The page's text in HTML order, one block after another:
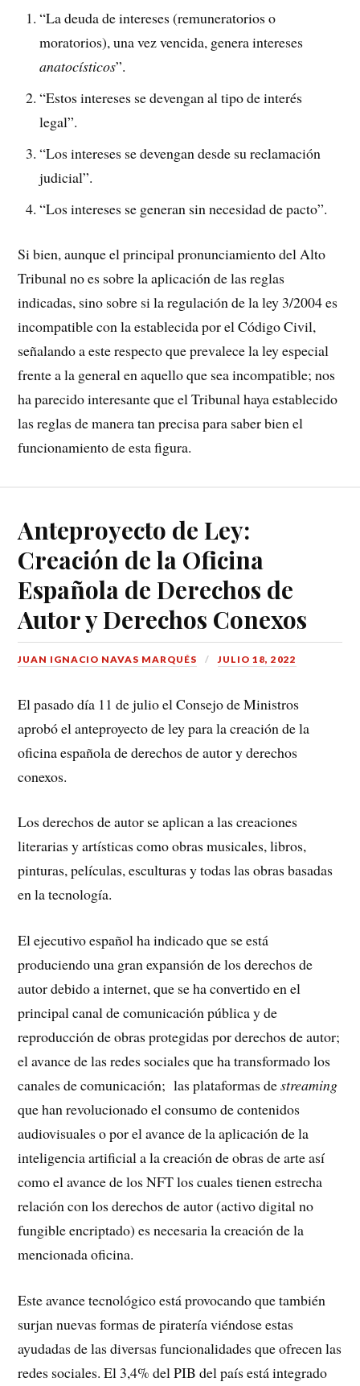
“La deuda de intereses (remuneratorios o
moratorios), una vez vencida, genera intereses
anatocísticos”.
“Estos intereses se devengan al tipo de interés
legal”.
“Los intereses se devengan desde su reclamación
judicial”.
“Los intereses se generan sin necesidad de pacto”.
Si bien, aunque el principal pronunciamiento del Alto
Tribunal no es sobre la aplicación de las reglas
indicadas, sino sobre si la regulación de la ley 3/2004 es
incompatible con la establecida por el Código Civil,
señalando a este respecto que prevalece la ley especial
frente a la general en aquello que sea incompatible; nos
ha parecido interesante que el Tribunal haya establecido
las reglas de manera tan precisa para saber bien el
funcionamiento de esta figura.
Anteproyecto de Ley:
Creación de la Oficina
Española de Derechos de
Autor y Derechos Conexos
JUAN IGNACIO NAVAS MARQUÉS JULIO 18, 2022
El pasado día 11 de julio el Consejo de Ministros
aprobó el anteproyecto de ley para la creación de la
oficina española de derechos de autor y derechos
conexos.
Los derechos de autor se aplican a las creaciones
literarias y artísticas como obras musicales, libros,
pinturas, películas, esculturas y todas las obras basadas
en la tecnología.
El ejecutivo español ha indicado que se está
produciendo una gran expansión de los derechos de
autor debido a internet, que se ha convertido en el
principal canal de comunicación pública y de
reproducción de obras protegidas por derechos de autor;
el avance de las redes sociales que ha transformado los
canales de comunicación; las plataformas destreaming
que han revolucionado el consumo de contenidos
audiovisuales o por el avance de la aplicación de la
inteligencia artificial a la creación de obras de arte así
como el avance de los NFT los cuales tienen estrecha
relación con los derechos de autor (activo digital no
fungible encriptado) es necesaria la creación de la
mencionada oficina.
Este avance tecnológico está provocando que también
surjan nuevas formas de piratería viéndose estas
ayudadas de las diversas funcionalidades que ofrecen las
redes sociales. El 3,4% del PIB del país está integrado